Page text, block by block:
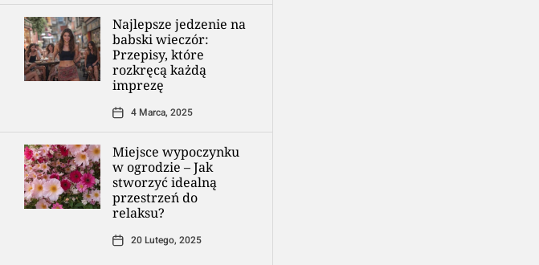
Najlepsze jedzenie na
babski wieczór:
Przepisy, które
rozkręcą każdą
imprezę
4 Marca, 2025
Miejsce wypoczynku
w ogrodzie – Jak
stworzyć idealną
przestrzeń do
relaksu?
20 Lutego, 2025